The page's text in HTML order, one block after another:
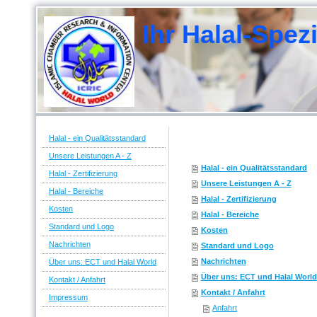
Ihr Halal-
Halal - ein Qualitätsstandard
Unsere Leistungen A - Z
Halal - Zertifizierung
Halal - Bereiche
Kosten
Standard und Logo
Nachrichten
Über uns: ECT und Halal World
Kontakt / Anfahrt
Impressum
Halal - ein Qualitätsstandard
Unsere Leistungen A - Z
Halal - Zertifizierung
Halal - Bereiche
Kosten
Standard und Logo
Nachrichten
Über uns: ECT und Halal World
Kontakt / Anfahrt
Anfahrt